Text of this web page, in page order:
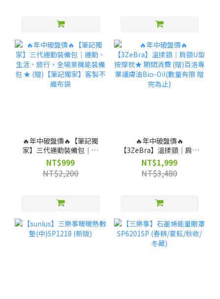
🔥年中破盤價🔥【筆記獨
家】三代運動裝備包｜運
動、生活、旅行，全場景
機能裝備包 ★ (贈)【筆記
獨家】客製不織布袋
NT$999
NT$2,200
🔥年中破盤價🔥
【3ZeBra】溫揉頸｜肩頸
U型按摩枕★ 期間消費 (贈)
百洛專業護膚油Bio-Oil(數
量有限 贈完為止)
NT$1,999
NT$3,480